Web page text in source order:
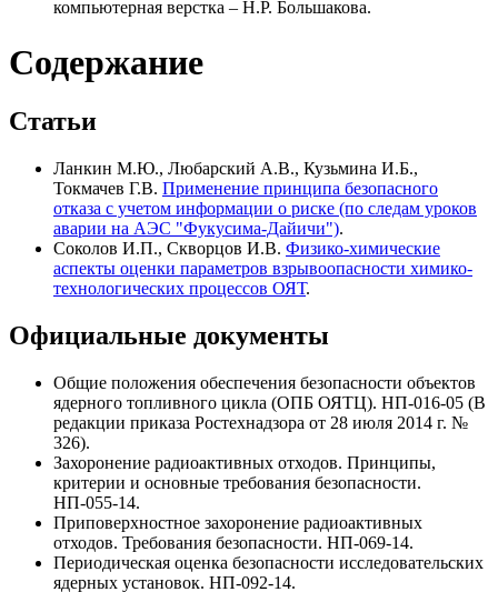
компьютерная верстка – Н.Р. Большакова.
Содержание
Статьи
Ланкин М.Ю., Любарский А.В., Кузьмина И.Б.,
Токмачев Г.В. Применение принципа безопасного
отказа с учетом информации о риске (по следам уроков
аварии на АЭС "Фукусима-Дайичи").
Соколов И.П., Скворцов И.В. Физико-химические
аспекты оценки параметров взрывоопасности химико-
технологических процессов ОЯТ.
Официальные документы
Общие положения обеспечения безопасности объектов
ядерного топливного цикла (ОПБ ОЯТЦ). НП-016-05 (В
редакции приказа Ростехнадзора от 28 июля 2014 г. №
326).
Захоронение радиоактивных отходов. Принципы,
критерии и основные требования безопасности.
НП-055-14.
Приповерхностное захоронение радиоактивных
отходов. Требования безопасности. НП-069-14.
Периодическая оценка безопасности исследовательских
ядерных установок. НП-092-14.